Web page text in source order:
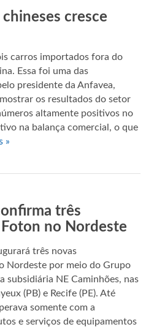
cresce
carros importados fora do
Essa foi uma das
presidente da Anfavea,
os resultados do setor
altamente positivos no
na balança comercial, o que
»
três
no Nordeste
três novas
Nordeste por meio do Grupo
subsidiária NE Caminhões, nas
(PB) e Recife (PE). Até
somente com a
e serviços de equipamentos